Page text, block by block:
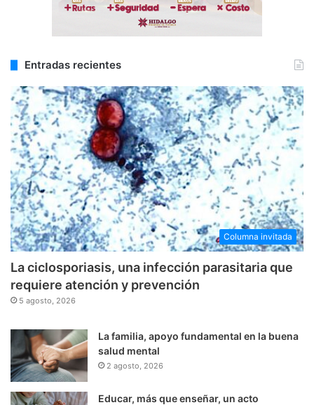
Entradas recientes
Columna invitada
La ciclosporiasis, una infección parasitaria que
requiere atención y prevención
5 agosto, 2026
La familia, apoyo fundamental en la buena
salud mental
2 agosto, 2026
Educar, más que enseñar, un acto